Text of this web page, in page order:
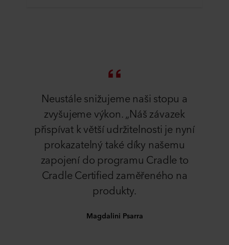
Neustále snižujeme naši stopu a
zvyšujeme výkon. „Náš závazek
přispívat k větší udržitelnosti je nyní
prokazatelný také díky našemu
zapojení do programu Cradle to
Cradle Certified zaměřeného na
produkty.
Magdalini Psarra